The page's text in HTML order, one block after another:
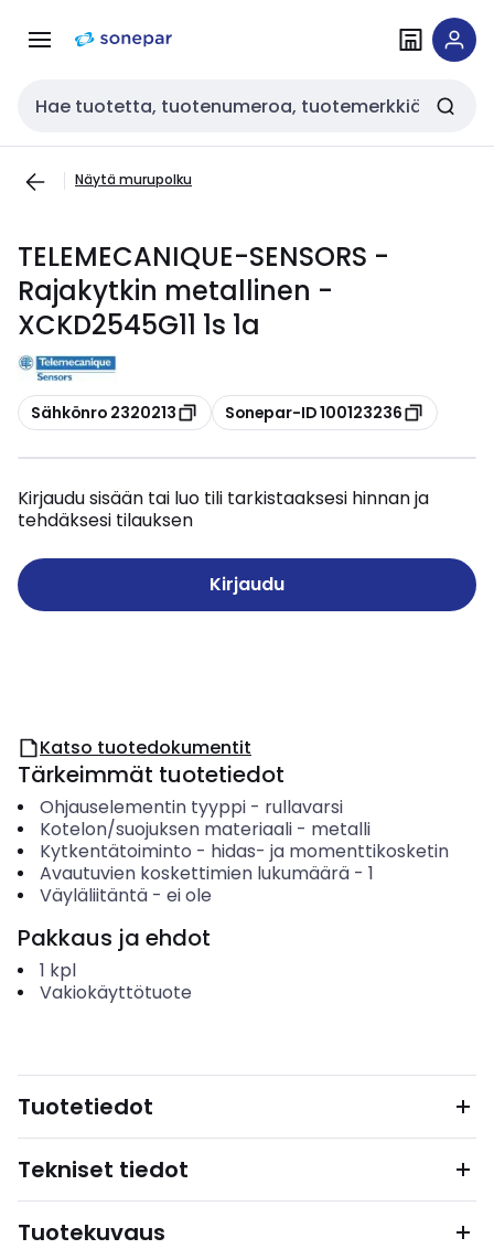
navigointiinsisältöön
Haku
Näytä murupolku
TELEMECANIQUE-SENSORS -
Rajakytkin metallinen -
XCKD2545G11 1s 1a
Kopioi
Sähkönro 2320213 Kopioi
Sonepar-ID 100123236
Kirjaudu sisään tai luo tili tarkistaaksesi hinnan ja
tehdäksesi tilauksen
Kirjaudu
Katso tuotedokumentit
Tärkeimmät tuotetiedot
Ohjauselementin tyyppi- rullavarsi
Kotelon/suojuksen materiaali- metalli
Kytkentätoiminto - hidas- ja momenttikosketin
Avautuvien koskettimien lukumäärä- 1
Väyläliitäntä- ei ole
Pakkaus ja ehdot
1 kpl
Vakiokäyttötuote
Tuotetiedot
Tekniset tiedot
Tuotekuvaus